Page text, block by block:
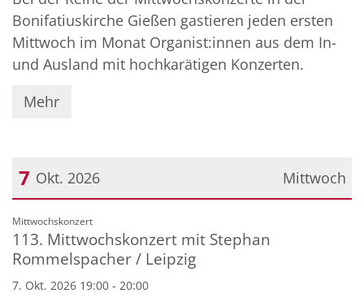
Bonifatiuskirche Gießen gastieren jeden ersten
Mittwoch im Monat Organist:innen aus dem In-
und Ausland mit hochkarätigen Konzerten.
Mehr
Mittwoch
7 Okt. 2026
Datum: 7. Oktober 2026
Mittwochskonzert:
113. Mittwochskonzert mit Stephan
Rommelspacher / Leipzig
7. Okt. 2026 19:00 - 20:00